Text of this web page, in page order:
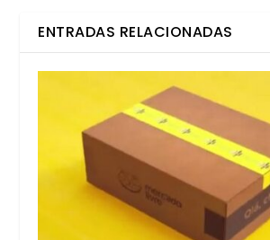
ENTRADAS RELACIONADAS